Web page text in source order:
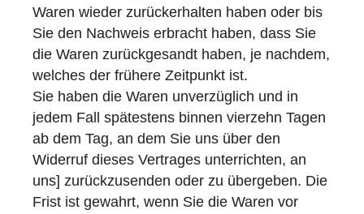
Waren wieder zurückerhalten haben oder bis
Sie den Nachweis erbracht haben, dass Sie
die Waren zurückgesandt haben, je nachdem,
welches der frühere Zeitpunkt ist.
Sie haben die Waren unverzüglich und in
jedem Fall spätestens binnen vierzehn Tagen
ab dem Tag, an dem Sie uns über den
Widerruf dieses Vertrages unterrichten, an
uns] zurückzusenden oder zu übergeben. Die
Frist ist gewahrt, wenn Sie die Waren vor